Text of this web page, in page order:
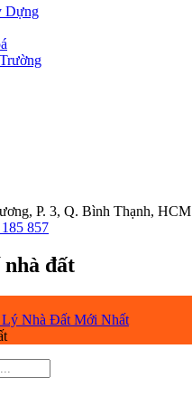
Dựng
P. 3, Q. Bình Thạnh, HCM
857
đất
Lý Nhà Đất Mới Nhất